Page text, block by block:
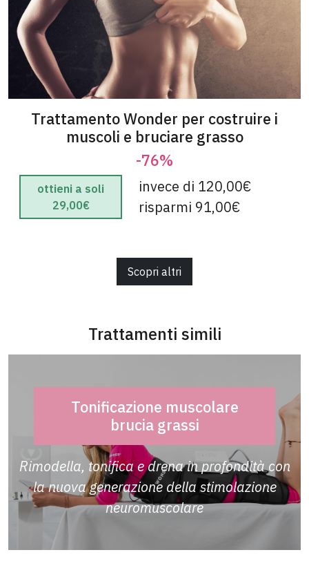
Trattamento Wonder per costruire i
muscoli e bruciare grasso
-76%
ottieni a soli
29,00€
invece di 120,00€
risparmi 91,00€
Scopri altri
Trattamenti simili
Tonificazione muscolare
brucia grassi
Rimodella, tonifica e drena in profondità con
la nuova generazione della stimolazione
neuromuscolare